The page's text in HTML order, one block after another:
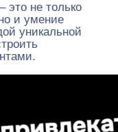
это не только
и умение
уникальной